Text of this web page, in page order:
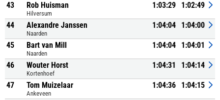
43 Rob Huisman
Hilversum
1:03:29 1:02:49
44 Alexandre Janssen
Naarden
1:04:04 1:04:00
45 Bart van Mill
Naarden
1:04:04 1:04:01
46 Wouter Horst
Kortenhoef
1:04:31 1:04:14
47 Tom Muizelaar
Ankeveen
1:04:36 1:04:15